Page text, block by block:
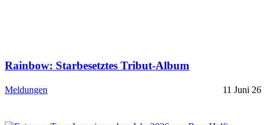
Rainbow: Starbesetztes Tribut-Album
Meldungen 11 Juni 26